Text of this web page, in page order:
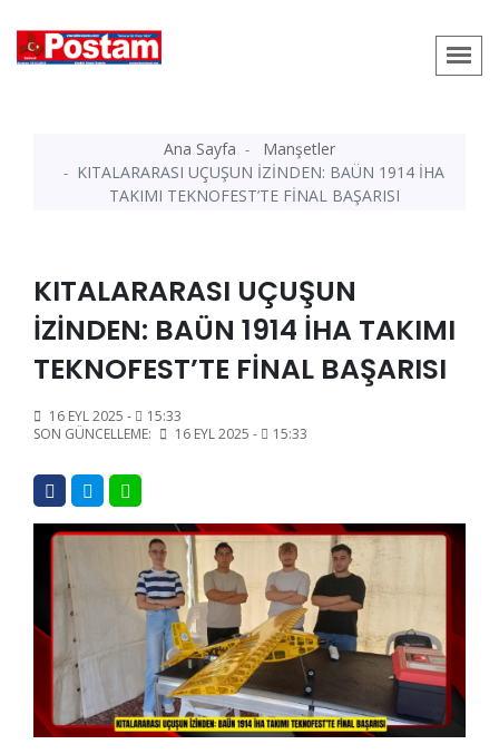
Ana Sayfa
Manşetler
KITALARARASI UÇUŞUN İZİNDEN: BAÜN 1914 İHA
TAKIMI TEKNOFEST’TE FİNAL BAŞARISI
KITALARARASI UÇUŞUN
İZİNDEN: BAÜN 1914 İHA TAKIMI
TEKNOFEST’TE FİNAL BAŞARISI
16 EYL 2025 -
15:33
SON GÜNCELLEME:
16 EYL 2025 - 15:33